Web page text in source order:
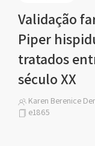
Validação
Piper
tratados
século XX
Karen Berenice
e1865